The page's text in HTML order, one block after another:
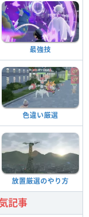
最強技
色違い厳選
放置厳選のやり方
記事